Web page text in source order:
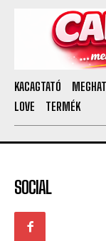
KACAGTATÓ
LOVE
TERMÉK
SOCIAL